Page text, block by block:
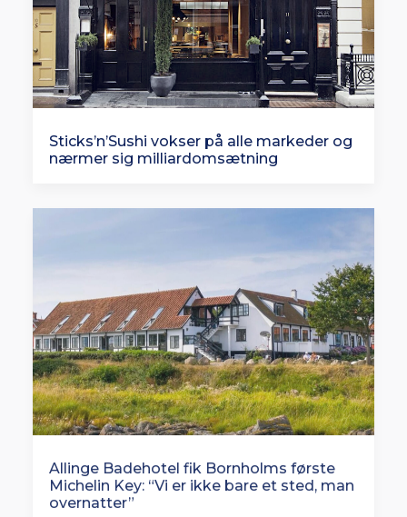
Sticks’n’Sushi vokser på alle markeder og
nærmer sig milliardomsætning
Allinge Badehotel fik Bornholms første
Michelin Key: “Vi er ikke bare et sted, man
overnatter”